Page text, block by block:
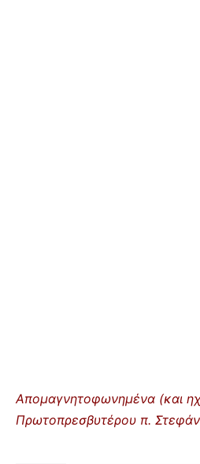
Απομαγνητοφωνημένα (και
Πρωτοπρεσβυτέρου π.